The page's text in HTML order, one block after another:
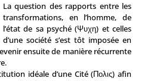
La question des rapports entre les
transformations, en l’homme, de
l’état de sa psyché (Ψυχη) et celles
d’une société s’est tôt imposée en
ensuite de manière récurrente
idéale d’une Cité (Πολις) afin